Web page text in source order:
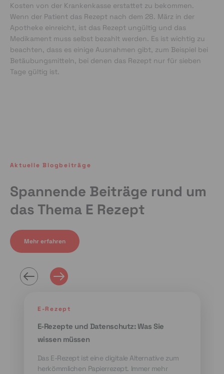
Kosten von der Krankenkasse erstattet zu bekommen.
Wenn der Patient das Rezept nach dem 28. März in der
Apotheke einreicht, ist das Rezept ungültig und das
Medikament muss selbst bezahlt werden. Es ist wichtig zu
beachten, dass es einige Ausnahmen gibt, zum Beispiel bei
Betäubungsmitteln, bei denen das Rezept nur für sieben
Tage gültig ist.
Aktuelle Blogbeiträge
Spannende Beiträge rund um
das Thema E Rezept
Mehr erfahren
E-Rezept
E-Rezepte und Datenschutz: Was Sie
wissen müssen
Das E-Rezept ist eine digitale Alternative zum
herkömmlichen Papierrezept. Immer mehr